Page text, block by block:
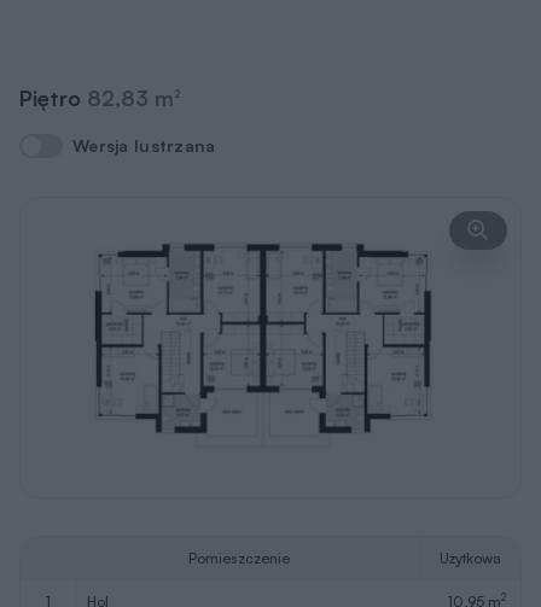
Piętro 82,83 m2
Wersja lustrzana
Wersja lustrzana
Pomieszczenie Użytkowa
1 hol 10,95 m2